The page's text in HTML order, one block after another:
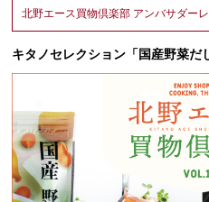
北野エース買物倶楽部 アンバサダー
キタノセレクション「国産野菜だ